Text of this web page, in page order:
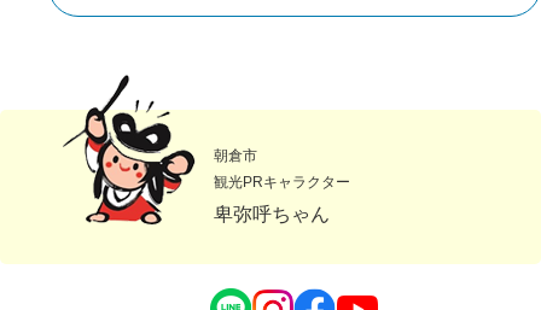
朝倉市
観光PRキャラクター
卑弥呼ちゃん